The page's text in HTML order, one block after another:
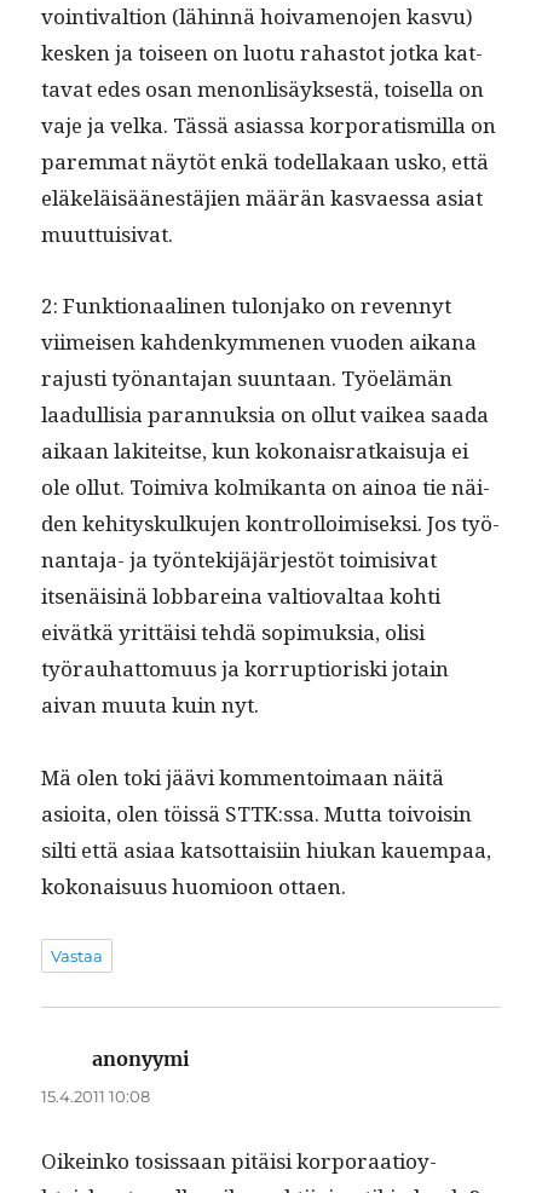
voin­ti­val­tion (lähin­nä hoiva­meno­jen kasvu)
kesken ja toiseen on luo­tu rahas­tot jot­ka kat­
ta­vat edes osan menon­lisäyk­ses­tä, toisel­la on
vaje ja vel­ka. Tässä asi­as­sa kor­po­ratismil­la on
parem­mat näytöt enkä todel­lakaan usko, että
eläkeläisäänestäjien määrän kas­vaes­sa asi­at
muuttuisivat.
2: Funk­tion­aa­li­nen tulon­jako on reven­nyt
viimeisen kah­denkymme­nen vuo­den aikana
rajusti työ­nan­ta­jan suun­taan. Työelämän
laadullisia paran­nuk­sia on ollut vaikea saa­da
aikaan lakiteitse, kun kokon­ais­ratkaisu­ja ei
ole ollut. Toimi­va kolmikan­ta on ain­oa tie näi­
den kehi­tyskulku­jen kon­trol­loimisek­si. Jos työ­
nan­ta­ja- ja työn­tek­i­jäjär­jestöt toimi­si­vat
itsenäis­inä lob­bareina val­tio­val­taa kohti
eivätkä yrit­täisi tehdä sopimuk­sia, olisi
työrauhat­to­muus ja kor­rup­tioris­ki jotain
aivan muu­ta kuin nyt.
Mä olen toki jäävi kom­men­toimaan näitä
asioi­ta, olen töis­sä STTK:ssa. Mut­ta toivoisin
silti että asi­aa kat­sot­taisi­in hiukan kauem­paa,
kokon­aisu­us huomioon ottaen.
Vastaa
anonyymi
15.4.2011 10:08
Oikeinko tosis­saan pitäisi kor­po­raa­tioy­